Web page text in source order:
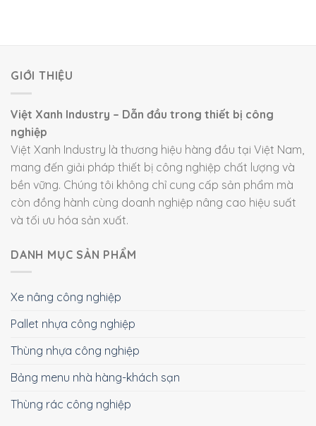
GIỚI THIỆU
Việt Xanh Industry – Dẫn đầu trong thiết bị công
nghiệp
Việt Xanh Industry là thương hiệu hàng đầu tại Việt Nam,
mang đến giải pháp thiết bị công nghiệp chất lượng và
bền vững. Chúng tôi không chỉ cung cấp sản phẩm mà
còn đồng hành cùng doanh nghiệp nâng cao hiệu suất
và tối ưu hóa sản xuất.
DANH MỤC SẢN PHẨM
Xe nâng công nghiệp
Pallet nhựa công nghiệp
Thùng nhựa công nghiệp
Bảng menu nhà hàng-khách sạn
Thùng rác công nghiệp